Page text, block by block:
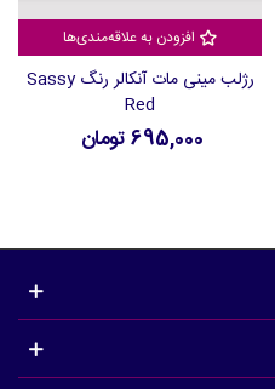
افزودن به علاقه‌مندی‌ها
رژلب مینی مات آنکالر رنگ Sassy
Red
695,000 تومان